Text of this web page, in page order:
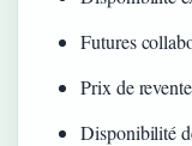
Futures
Prix de
Disponibilité